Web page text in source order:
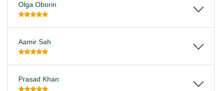
Olga Oborin
Aamir Sah
Prasad Khan